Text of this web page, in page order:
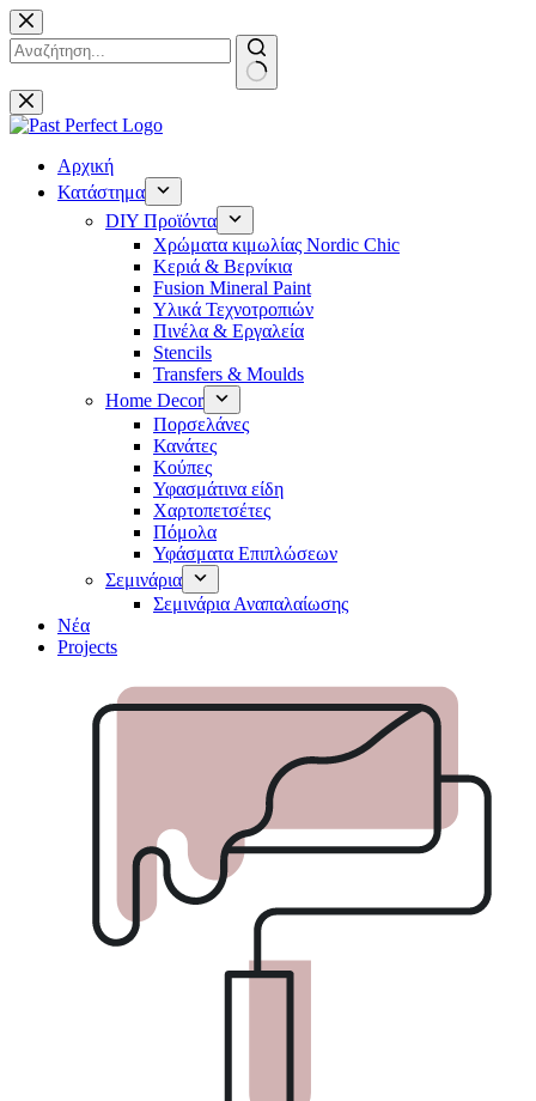
Μετάβαση
στο
περιεχόμενο
No
results
Αρχική
Κατάστημα
DIY Προϊόντα
Χρώματα κιμωλίας Nordic Chic
Κεριά & Βερνίκια
Fusion Mineral Paint
Υλικά Τεχνοτροπιών
Πινέλα & Εργαλεία
Stencils
Transfers & Moulds
Home Decor
Πορσελάνες
Κανάτες
Κούπες
Υφασμάτινα είδη
Χαρτοπετσέτες
Πόμολα
Υφάσματα Επιπλώσεων
Σεμινάρια
Σεμινάρια Αναπαλαίωσης
Νέα
Projects